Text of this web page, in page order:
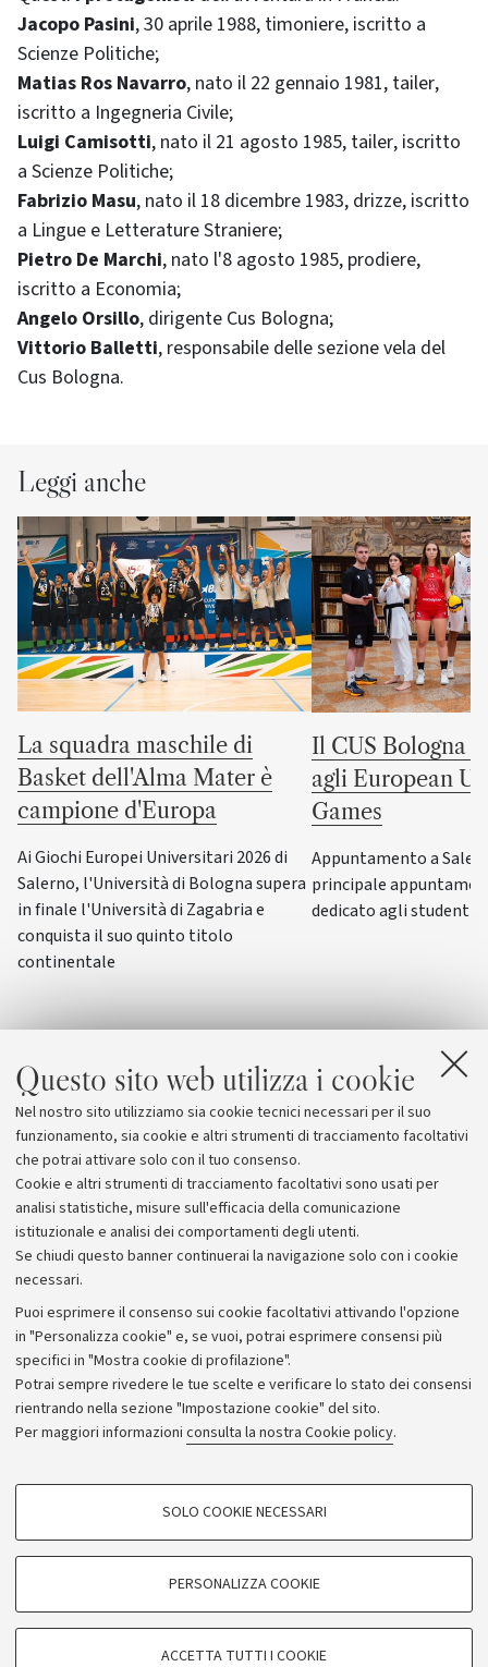
Questo sito web utilizza i cookie
Nel nostro sito utilizziamo sia cookie tecnici necessari per il suo
funzionamento, sia cookie e altri strumenti di tracciamento facoltativi
che potrai attivare solo con il tuo consenso.
Cookie e altri strumenti di tracciamento facoltativi sono usati per
analisi statistiche, misure sull'efficacia della comunicazione
istituzionale e analisi dei comportamenti degli utenti.
Se chiudi questo banner continuerai la navigazione solo con i cookie
necessari.
Puoi esprimere il consenso sui cookie facoltativi attivando l'opzione
in "Personalizza cookie" e, se vuoi, potrai esprimere consensi più
specifici in "Mostra cookie di profilazione".
Potrai sempre rivedere le tue scelte e verificare lo stato dei consensi
rientrando nella sezione "Impostazione cookie" del sito.
Per maggiori informazioni consulta la nostra Cookie policy.
COOKIE DI PROFILAZIONE - FACOLTATIVI
COOKIE TECNICI - NECESSARI
SOLO COOKIE NECESSARI
PERSONALIZZA COOKIE
ACCETTA TUTTI I COOKIE
Jacopo Pasini, 30 aprile 1988, timoniere, iscritto a
Scienze Politiche;
Matias Ros Navarro, nato il 22 gennaio 1981, tailer,
iscritto a Ingegneria Civile;
Luigi Camisotti, nato il 21 agosto 1985, tailer, iscritto
a Scienze Politiche;
Fabrizio Masu, nato il 18 dicembre 1983, drizze, iscritto
a Lingue e Letterature Straniere;
Pietro De Marchi, nato l'8 agosto 1985, prodiere,
iscritto a Economia;
Angelo Orsillo, dirigente Cus Bologna;
Vittorio Balletti, responsabile delle sezione vela del
Cus Bologna.
Leggi anche
La squadra maschile di
Basket dell'Alma Mater è
campione d'Europa
Ai Giochi Europei Universitari 2026 di
Salerno, l'Università di Bologna supera
in finale l'Università di Zagabria e
conquista il suo quinto titolo
continentale
Il CUS Bologna
agli European
Games
Appuntamento a
principale
dedicato agli
Archivio
Comunicati stampa
Redazione
Rassegna stampa
© Copyright 2026 - ALMA MATER STUDIORUM - Università di
Bologna - Via Zamboni, 33 - 40126 Bologna - PI: 01131710376 -
CF: 80007010376